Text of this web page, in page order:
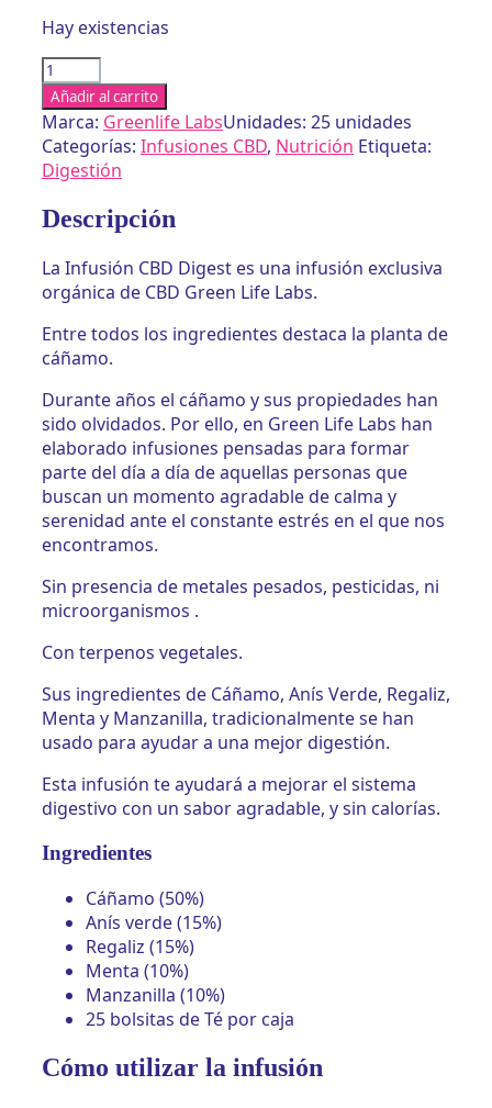
Hay existencias
Infusión
CBD
Digest
de
Green
Life
Labs
Añadir al carrito
Marca: Greenlife LabsUnidades: 25 unidades
Categorías: Infusiones CBD, Nutrición Etiqueta:
Digestión
Descripción
La Infusión CBD Digest es una infusión exclusiva
orgánica de CBD Green Life Labs.
Entre todos los ingredientes destaca la planta de
cáñamo.
Durante años el cáñamo y sus propiedades han
sido olvidados. Por ello, en Green Life Labs han
elaborado infusiones pensadas para formar
parte del día a día de aquellas personas que
buscan un momento agradable de calma y
serenidad ante el constante estrés en el que nos
encontramos.
Sin presencia de metales pesados, pesticidas, ni
microorganismos .
Con terpenos vegetales.
Sus ingredientes de Cáñamo, Anís Verde, Regaliz,
Menta y Manzanilla, tradicionalmente se han
usado para ayudar a una mejor digestión.
Esta infusión te ayudará a mejorar el sistema
digestivo con un sabor agradable, y sin calorías.
Ingredientes
Cáñamo (50%)
Anís verde (15%)
Regaliz (15%)
Menta (10%)
Manzanilla (10%)
25 bolsitas de Té por caja
Cómo utilizar la infusión